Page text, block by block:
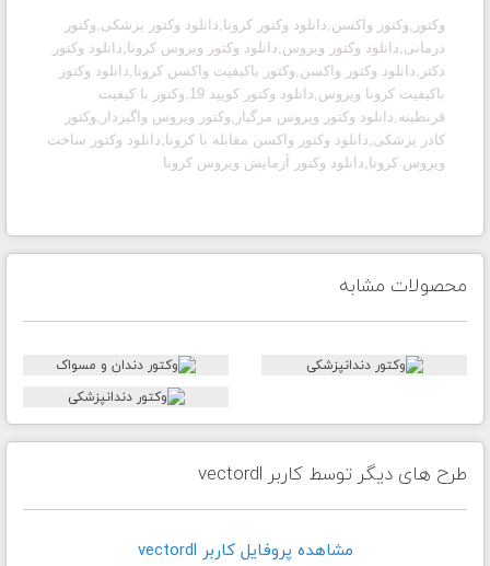
وکتور,وکتور واکسن,دانلود وکتور کرونا,دانلود وکتور پزشکی,وکتور
درمانی,دانلود وکتور ویروس,دانلود وکتور ویروس کرونا,دانلود وکتور
دکتر,دانلود وکتور واکسن,وکتور باکیفیت واکسن کرونا,دانلود وکتور
باکیفیت کرونا ویروس,دانلود وکتور کویید 19,وکتور با کیفیت
قرنطینه,دانلود وکتور ویروس مرگبار,وکتور ویروس واگیردار,وکتور
کادر پزشکی,دانلود وکتور واکسن مقابله با کرونا,دانلود وکتور ساخت
ویروس کرونا,دانلود وکتور آزمایش ویروس کرونا
محصولات مشابه
طرح های دیگر توسط کاربر vectordl
مشاهده پروفايل کاربر vectordl